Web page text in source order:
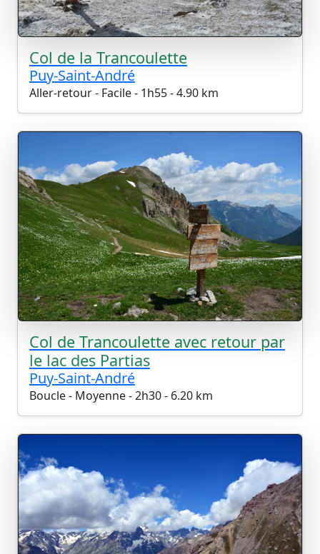
Col de la Trancoulette
Puy-Saint-André
Aller-retour - Facile - 1h55 - 4.90 km
Col de Trancoulette avec retour par
le lac des Partias
Puy-Saint-André
Boucle - Moyenne - 2h30 - 6.20 km